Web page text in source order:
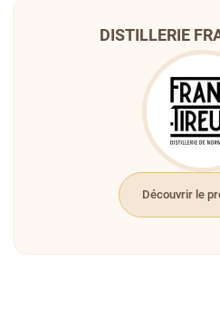
DISTILLERIE
Découvrir le